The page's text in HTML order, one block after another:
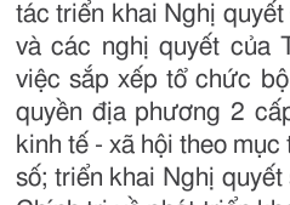
tác triển khai Nghị
và các nghị quyết của
việc sắp xếp tổ chức
quyền địa phương 2
kinh tế - xã hội theo
số; triển khai Nghị